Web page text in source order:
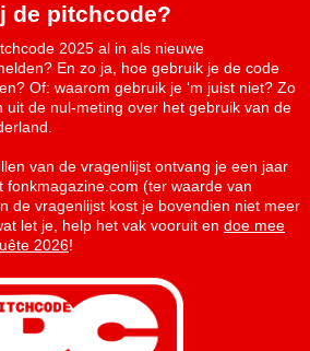
de pitchcode?
2025 al in als nieuwe
En zo ja, hoe gebruik je de code
Of: waarom gebruik je ‘m juist niet? Zo
uit de nul-meting over het gebruik van de
van de vragenlijst ontvang je een jaar
fonkmagazine.com (ter waarde van
de vragenlijst kost je bovendien niet meer
let je, help het vak vooruit en doe mee
2026!